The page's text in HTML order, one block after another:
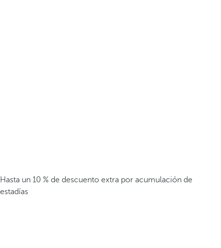
Hasta un 10 % de descuento extra por acumulación de
estadías